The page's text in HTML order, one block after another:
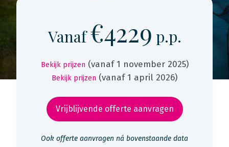
Vanaf€4229 p.p.
Bekijk prijzen (vanaf 1 november 2025)
Bekijk prijzen (vanaf 1 april 2026)
Vrijblijvende offerte aanvragen
Ook offerte aanvragen ná bovenstaande data